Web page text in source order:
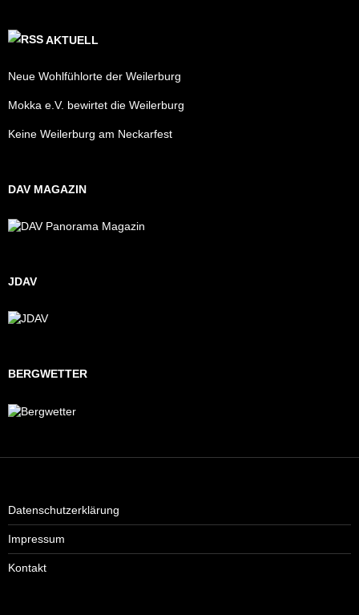
AKTUELL
Neue Wohlfühlorte der Weilerburg
Mokka e.V. bewirtet die Weilerburg
Keine Weilerburg am Neckarfest
DAV MAGAZIN
JDAV
BERGWETTER
Datenschutzerklärung
Impressum
Kontakt